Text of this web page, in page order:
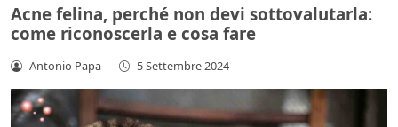
Acne felina, perché non devi sottovalutarla:
come riconoscerla e cosa fare
Antonio Papa - 5 Settembre 2024